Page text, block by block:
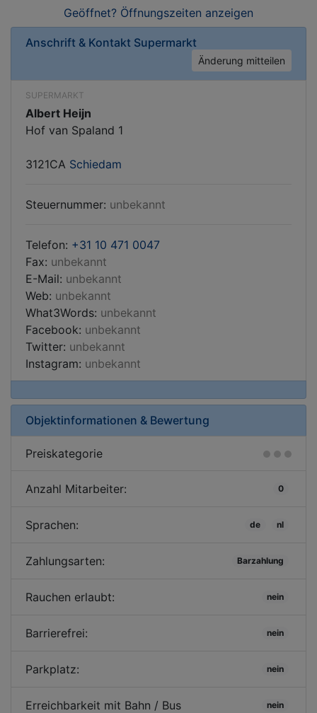
Geöffnet? Öffnungszeiten anzeigen
Anschrift & Kontakt Supermarkt
Änderung mitteilen
SUPERMARKT
Albert Heijn
Hof van Spaland 1
3121CA Schiedam
Steuernummer: unbekannt
Telefon: +31 10 471 0047
Fax: unbekannt
E-Mail: unbekannt
Web: unbekannt
What3Words: unbekannt
Facebook: unbekannt
Twitter: unbekannt
Instagram: unbekannt
Objektinformationen & Bewertung
Preiskategorie
Anzahl Mitarbeiter: 0
Sprachen: de nl
Zahlungsarten: Barzahlung
Rauchen erlaubt: nein
Barrierefrei: nein
Parkplatz: nein
Erreichbarkeit mit Bahn / Bus nein